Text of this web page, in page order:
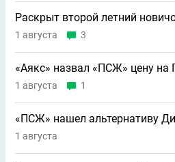
Раскрыт второй летний
1 августа 3
«Аякс» назвал «ПСЖ» цену на
1 августа 1
«ПСЖ» нашел альтернативу
1 августа